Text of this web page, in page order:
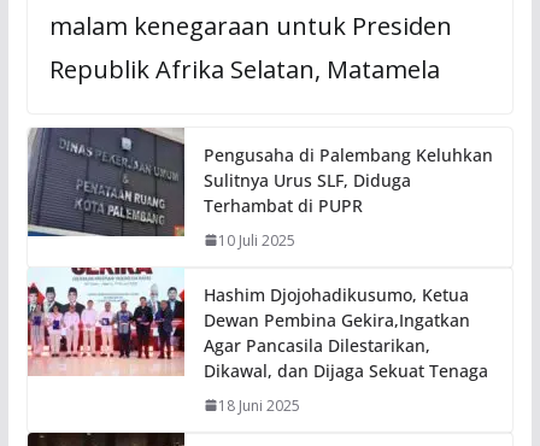
malam kenegaraan untuk Presiden
Republik Afrika Selatan, Matamela
Pengusaha di Palembang Keluhkan
Sulitnya Urus SLF, Diduga
Terhambat di PUPR
10 Juli 2025
Hashim Djojohadikusumo, Ketua
Dewan Pembina Gekira,Ingatkan
Agar Pancasila Dilestarikan,
Dikawal, dan Dijaga Sekuat Tenaga
18 Juni 2025